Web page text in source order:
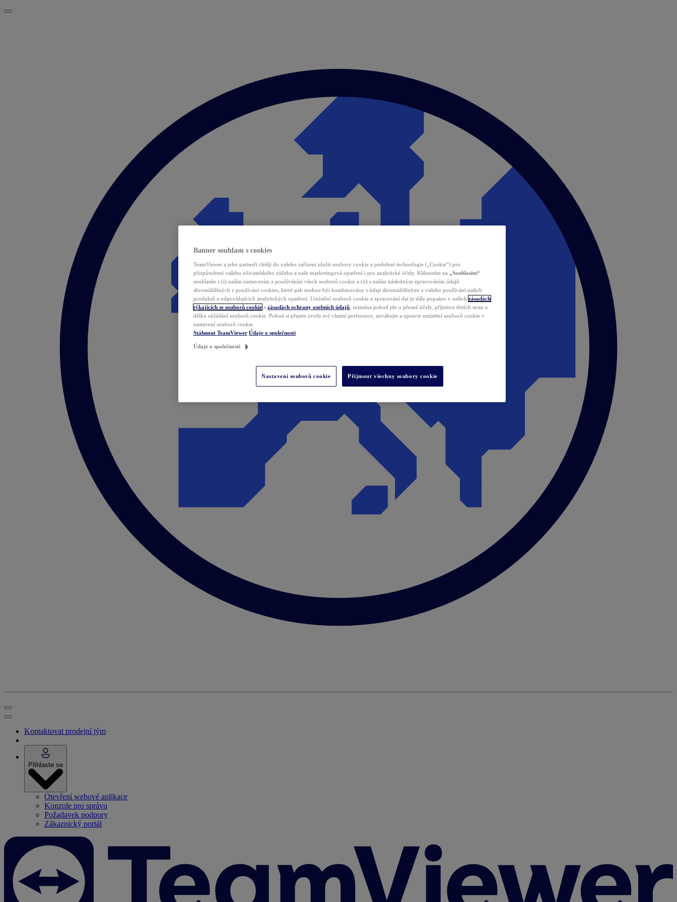
Kontaktovat prodejní tým
Přihlaste se
Otevření webové aplikace
Konzole pro správu
Požadavek podpory
Zákaznický portál
Banner souhlasu s cookies
TeamViewer a jeho partneři chtějí do vašeho zařízení uložit soubory cookie a podobné technologie („Cookie“) pro
přizpůsobení vašeho uživatelského zážitku a naše marketingová opatření i pro analytické účely. Kliknutím na „Souhlasím“
souhlasíte s (i) naším nastavením a používáním všech souborů cookie a (ii) s naším následným zpracováním údajů
shromážděných z používání cookies, které pak mohou být kombinovány s údaji shromážděnými z vašeho používání našich
produktů a odpovídajících analytických opatření. Umístění souborů cookie a zpracování dat je dále popsáno v našich zásadách
týkajících se souborů cookie a zásadách ochrany osobních údajů , zejména pokud jde o přesné účely, příjemce třetích stran a
délku ukládání souborů cookie. Pokud si přejete zvolit své vlastní preference, neváhejte a upravte umístění souborů cookie v
nastavení souborů cookie.
Stáhnout TeamViewer Údaje o společnosti
Údaje o společnosti
Nastavení souborů cookie Přijmout všechny soubory cookie